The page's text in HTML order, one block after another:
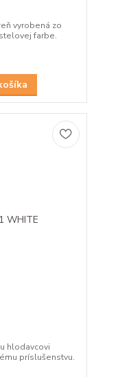
vyrobená zo
farbe.
hlodavcovi
príslušenstvu.